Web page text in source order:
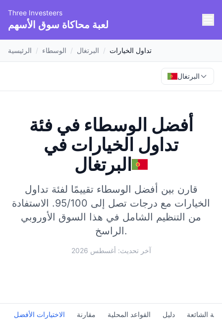
Three Investeers
لعبة محاكاة سوق الأسهم
الرئيسية / الوسطاء / البرتغال / تداول الخيارات
البرتغال
أفضل الوسطاء في فئة
تداول الخيارات في
البرتغال
قارن بين أفضل الوسطاء تقييمًا لفئة تداول
الخيارات مع درجات تصل إلى 95/100.
الاستفادة
من التنظيم الشامل في هذا السوق الأوروبي
الراسخ.
آخر تحديث: أغسطس 2026
الاختيارات الأفضل مقارنة القواعد المحلية دليل الشائعة